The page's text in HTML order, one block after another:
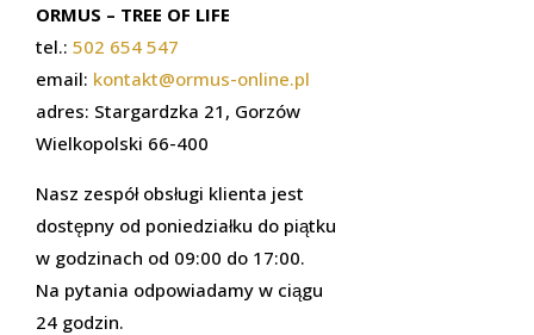
ORMUS – TREE OF LIFE
tel.: 502 654 547
email: kontakt@ormus-online.pl
adres: Stargardzka 21, Gorzów
Wielkopolski 66-400
Nasz zespół obsługi klienta jest
dostępny od poniedziałku do piątku
w godzinach od 09:00 do 17:00.
Na pytania odpowiadamy w ciągu
24 godzin.